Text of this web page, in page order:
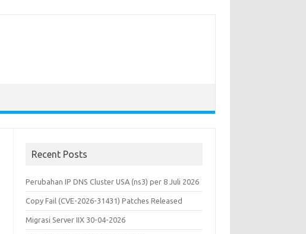
Recent Posts
Perubahan IP DNS Cluster USA (ns3) per 8 Juli 2026
Copy Fail (CVE-2026-31431) Patches Released
Migrasi Server IIX 30-04-2026